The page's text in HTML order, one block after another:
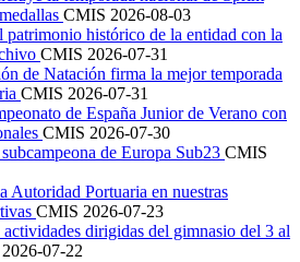
CMIS 2026-08-03
patrimonio histórico de la entidad con la
CMIS 2026-07-31
de Natación firma la mejor temporada
CMIS 2026-07-31
de España Junior de Verano con
CMIS 2026-07-30
de Europa Sub23 CMIS
Autoridad Portuaria en nuestras
CMIS 2026-07-23
dirigidas del gimnasio del 3 al
2026-07-22